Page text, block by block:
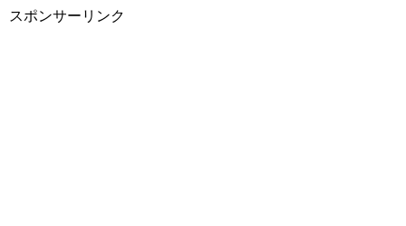
スポンサーリンク